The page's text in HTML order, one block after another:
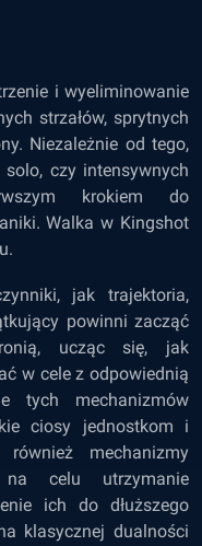
i wyeliminowanie
strzałów, sprytnych
Niezależnie od tego,
czy intensywnych
krokiem do
Walka w Kingshot
jak trajektoria,
powinni zacząć
ucząc się, jak
w cele z odpowiednią
tych mechanizmów
ciosy jednostkom i
mechanizmy
celu utrzymanie
ich do dłuższego
klasycznej dualności